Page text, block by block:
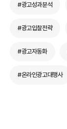
#광고성과분석
#광고입찰전략
#광고자동화
#온라인광고대행사